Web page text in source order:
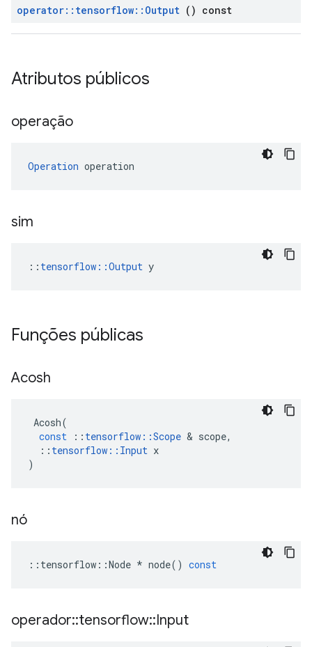
operator:: tensorflow:: Output () const
Atributos públicos
operação
Operation operation
sim
:: tensorflow::Output y
Funções públicas
Acosh
Acosh(
const
:: tensorflow ::Scope & scope,
:: tensorflow :: Input x
)
nó
:: tensorflow ::Node * node() const
operador::tensorflow::Input